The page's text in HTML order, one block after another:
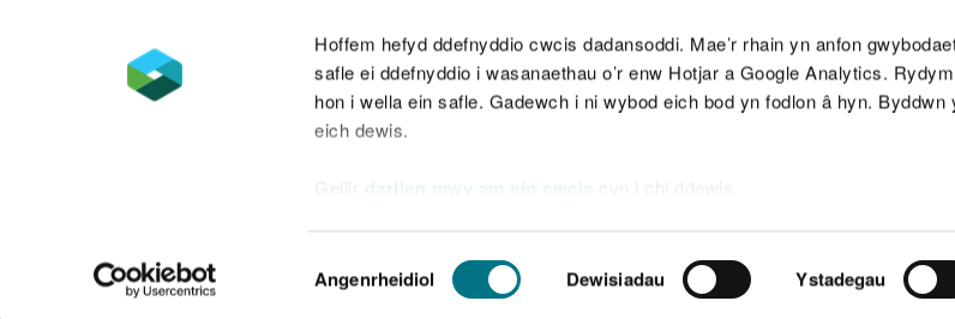
Hoffem hefyd ddefnyddio cwcis dadansoddi. Mae’r rhain yn anfon
safle ei ddefnyddio i wasanaethau o’r enw Hotjar a Google Analytics.
hon i wella ein safle. Gadewch i ni wybod eich bod yn fodlon â hyn.
eich dewis.
darllen mwy am ein cwcis
Caniatâd
Angenrheidiol Dewisiadau Ystadegau
Datganiad hygyrchedd Safonau'r Gymraeg
Datganiad caethwasiaeth fodern